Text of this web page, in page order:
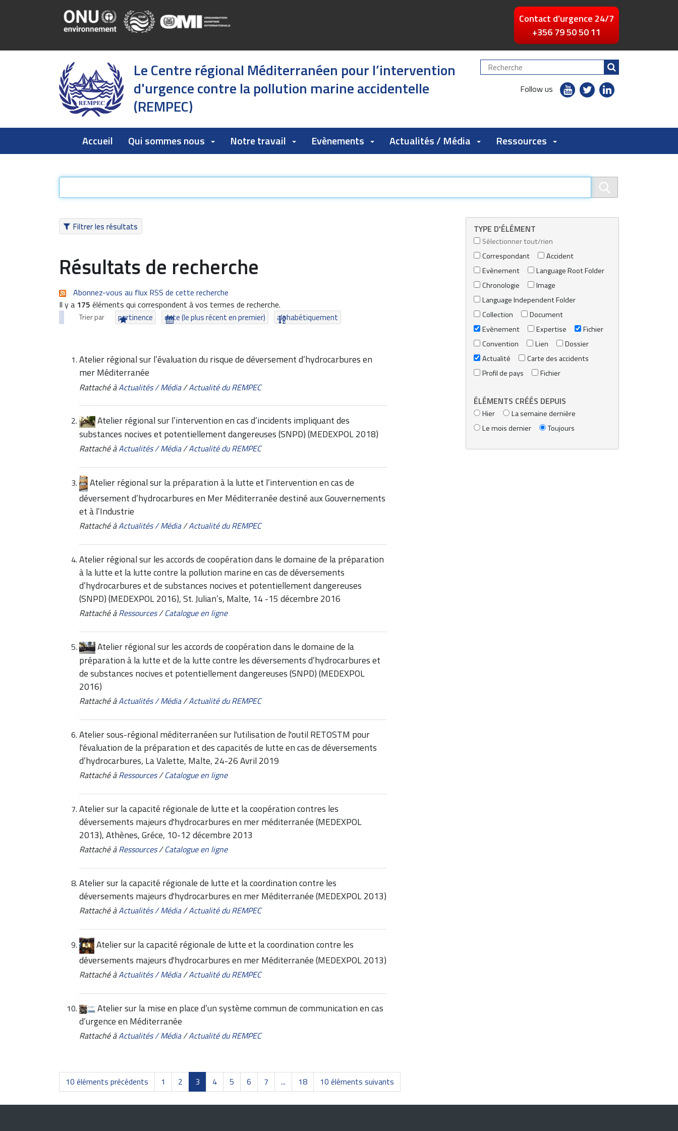
Contact d’urgence 24/7
+356 79 50 50 11
Le Centre régional Méditerranéen pour l’intervention
d'urgence contre la pollution marine accidentelle
(REMPEC)
Chercher
par
Follow us
youtubetwitterlinkedin
Accueil Qui sommes nous Notre travail Evènements Actualités / Média Ressources
Filtrer les résultats TYPE D'ÉLÉMENT
Sélectionner tout/rien
Correspondant
Accident
Evènement
Language Root Folder
Chronologie
Image
Language Independent Folder
Collection
Document
Evènement
Expertise
Fichier
Convention
Lien
Dossier
Actualité
Carte des accidents
Profil de pays
Fichier
ÉLÉMENTS CRÉÉS DEPUIS
Hier
La semaine dernière
Le mois dernier
Toujours
Résultats de recherche
Abonnez-vous au flux RSS de cette recherche
Il y a 175 éléments qui correspondent à vos termes de recherche.
Trier par pertinence date (le plus récent en premier) alphabétiquement
Atelier régional sur l’évaluation du risque de déversement d’hydrocarbures en
mer Méditerranée
Rattaché àActualités / Média/Actualité du REMPEC
Atelier régional sur l’intervention en cas d’incidents impliquant des
substances nocives et potentiellement dangereuses (SNPD) (MEDEXPOL 2018)
Rattaché àActualités / Média/Actualité du REMPEC
Atelier régional sur la préparation à la lutte et l’intervention en cas de
déversement d’hydrocarbures en Mer Méditerranée destiné aux Gouvernements
et à l’Industrie
Rattaché àActualités / Média/Actualité du REMPEC
Atelier régional sur les accords de coopération dans le domaine de la préparation
à la lutte et la lutte contre la pollution marine en cas de déversements
d’hydrocarbures et de substances nocives et potentiellement dangereuses
(SNPD) (MEDEXPOL 2016), St. Julian’s, Malte, 14 -15 décembre 2016
Rattaché à Ressources/Catalogue en ligne
Atelier régional sur les accords de coopération dans le domaine de la
préparation à la lutte et de la lutte contre les déversements d’hydrocarbures et
de substances nocives et potentiellement dangereuses (SNPD) (MEDEXPOL
2016)
Rattaché àActualités / Média/Actualité du REMPEC
Atelier sous-régional méditerranéen sur l'utilisation de l'outil RETOSTM pour
l'évaluation de la préparation et des capacités de lutte en cas de déversements
d’hydrocarbures, La Valette, Malte, 24-26 Avril 2019
Rattaché à Ressources/Catalogue en ligne
Atelier sur la capacité régionale de lutte et la coopération contres les
déversements majeurs d'hydrocarbures en mer méditerranée (MEDEXPOL
2013), Athènes, Gréce, 10-12 décembre 2013
Rattaché à Ressources/Catalogue en ligne
Atelier sur la capacité régionale de lutte et la coordination contre les
déversements majeurs d'hydrocarbures en mer Méditerranée (MEDEXPOL 2013)
Rattaché àActualités / Média/Actualité du REMPEC
Atelier sur la capacité régionale de lutte et la coordination contre les
déversements majeurs d'hydrocarbures en mer Méditerranée (MEDEXPOL 2013)
Rattaché àActualités / Média/Actualité du REMPEC
Atelier sur la mise en place d’un système commun de communication en cas
d’urgence en Méditerranée
Rattaché àActualités / Média/Actualité du REMPEC
10 éléments précédents 1 2 3 4 5 6 7 ... 18 10 éléments suivants